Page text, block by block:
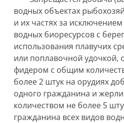
водных объектах
и их частях за
водных биоресурсов с
использования плавучих
или поплавочной удочкой,
фидером с общим
более 2 штук на орудиях
одного гражданина и
количеством не более 5
гражданина всех видов